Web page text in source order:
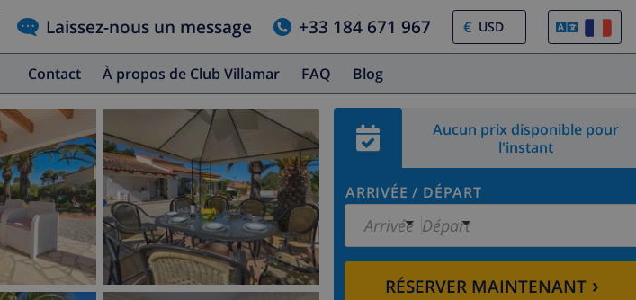
Laissez-nous un message +33 184 671 967 €
Contact À propos de Club Villamar FAQ Blog
Aucun prix disponible pour
l'instant
ARRIVÉE / DÉPART
Arrivée Départ
RÉSERVER MAINTENANT›